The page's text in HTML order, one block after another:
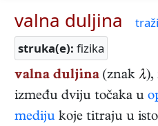
valna duljina
struka(e): fizika
valna duljina (znak λ),
između dviju točaka u
mediju koje titraju u